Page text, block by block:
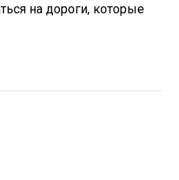
на дороги, которые